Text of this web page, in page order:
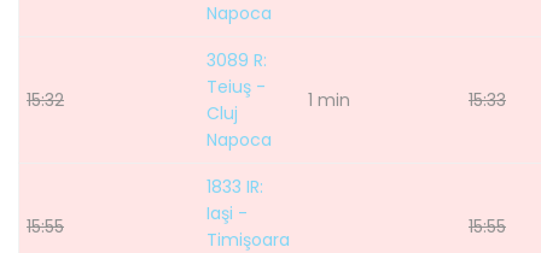
Napoca
15:32
3089 R:
Teiuş -
Cluj
Napoca
1 min 15:33
15:55
1833 IR:
Iaşi -
Timişoara
15:55